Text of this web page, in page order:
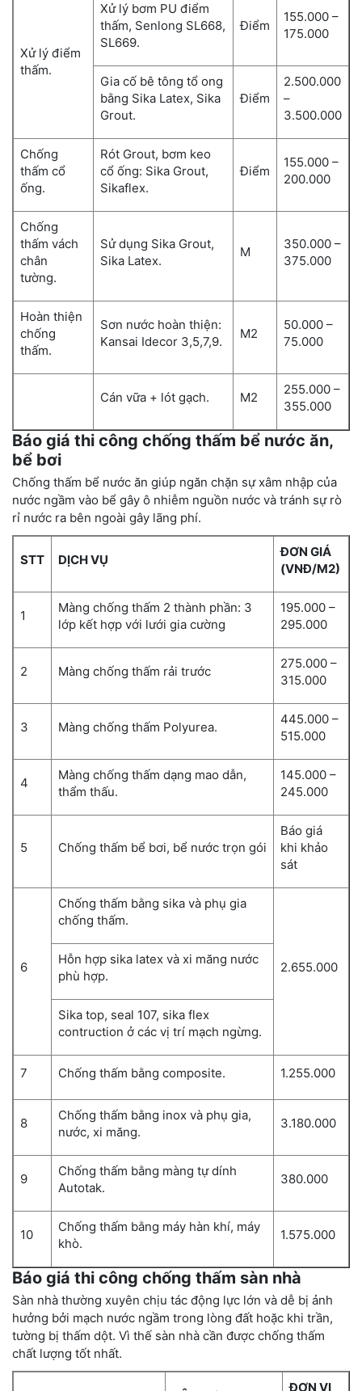
Xử lý điểm
thấm.
Xử lý bơm PU điểm
thấm, Senlong SL668,
SL669.
Điểm
155.000 –
175.000
Gia cố bê tông tổ ong
bằng Sika Latex, Sika
Grout.
Điểm
2.500.000
–
3.500.000
Chống
thấm cổ
ống.
Rót Grout, bơm keo
cổ ống: Sika Grout,
Sikaflex.
Điểm
155.000 –
200.000
Chống
thấm vách
chân
tường.
Sử dụng Sika Grout,
Sika Latex.
M
350.000 –
375.000
Hoàn thiện
chống
thấm.
Sơn nước hoàn thiện:
Kansai Idecor 3,5,7,9.
M2
50.000 –
75.000
Cán vữa + lót gạch. M2
255.000 –
355.000
Báo giá thi công chống thấm bể nước ăn,
bể bơi
Chống thấm bể nước ăn giúp ngăn chặn sự xâm nhập của
nước ngầm vào bể gây ô nhiễm nguồn nước và tránh sự rò
rỉ nước ra bên ngoài gây lãng phí.
STT DỊCH VỤ
ĐƠN GIÁ
(VNĐ/M2)
1
Màng chống thấm 2 thành phần: 3
lớp kết hợp với lưới gia cường
195.000 –
295.000
2 Màng chống thấm rải trước
275.000 –
315.000
3 Màng chống thấm Polyurea.
445.000 –
515.000
4
Màng chống thấm dạng mao dẫn,
thẩm thấu.
145.000 –
245.000
5 Chống thấm bể bơi, bể nước trọn gói
Báo giá
khi khảo
sát
6
Chống thấm bằng sika và phụ gia
chống thấm.
2.655.000
Hỗn hợp sika latex và xi măng nước
phù hợp.
Sika top, seal 107, sika flex
contruction ở các vị trí mạch ngừng.
7 Chống thấm bằng composite. 1.255.000
8
Chống thấm bằng inox và phụ gia,
nước, xi măng.
3.180.000
9
Chống thấm bằng màng tự dính
Autotak.
380.000
10
Chống thấm bằng máy hàn khí, máy
khò.
1.575.000
Báo giá thi công chống thấm sàn nhà
Sàn nhà thường xuyên chịu tác động lực lớn và dễ bị ảnh
hưởng bởi mạch nước ngầm trong lòng đất hoặc khi trần,
tường bị thấm dột. Vì thế sàn nhà cần được chống thấm
chất lượng tốt nhất.
ĐƠN VỊ